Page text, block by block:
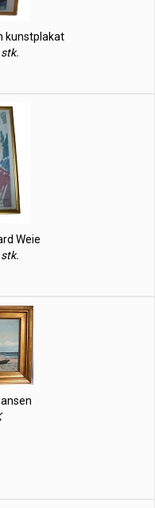
kunstplakat
Weie